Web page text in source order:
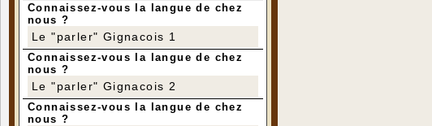
Connaissez-vous la langue de chez
nous ?
Le "parler" Gignacois 1
Connaissez-vous la langue de chez
nous ?
Le "parler" Gignacois 2
Connaissez-vous la langue de chez
nous ?